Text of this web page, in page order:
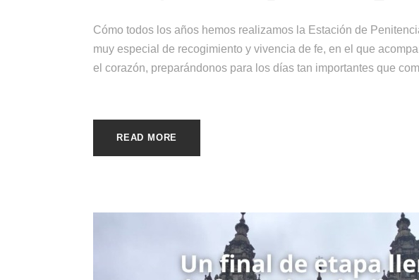
Cómo todos los años hemos realizamos la Estación de
muy especial de recogimiento y vivencia de fe, en el que
el corazón, preparándonos para los días tan importantes que
READ MORE